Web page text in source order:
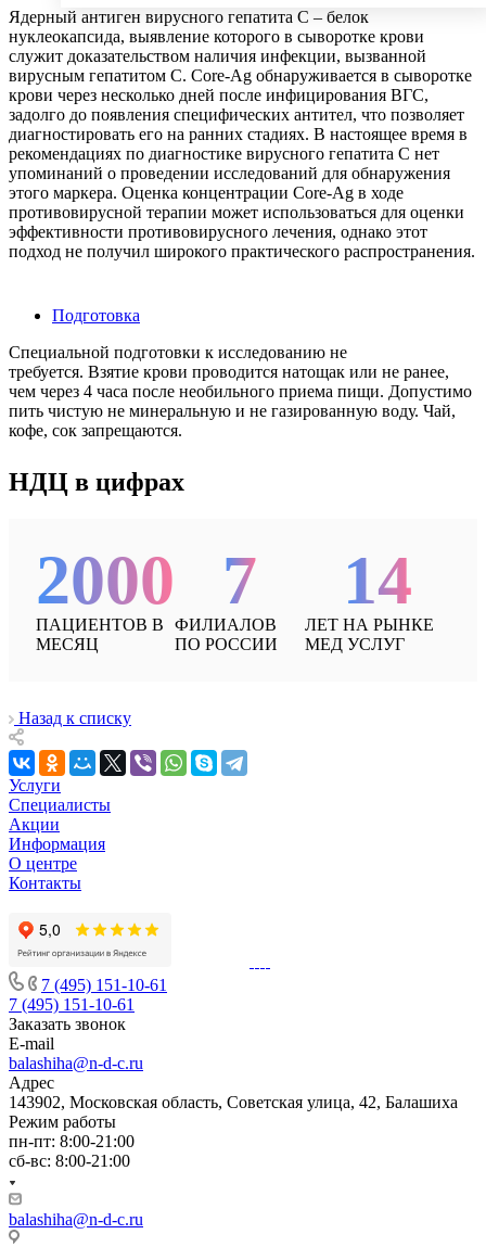
Ядерный антиген вирусного гепатита С – белок
нуклеокапсида, выявление которого в сыворотке крови
служит доказательством наличия инфекции, вызванной
вирусным гепатитом С. Core-Ag обнаруживается в сыворотке
крови через несколько дней после инфицирования ВГС,
задолго до появления специфических антител, что позволяет
диагностировать его на ранних стадиях. В настоящее время в
рекомендациях по диагностике вирусного гепатита С нет
упоминаний о проведении исследований для обнаружения
этого маркера. Оценка концентрации Core-Ag в ходе
противовирусной терапии может использоваться для оценки
эффективности противовирусного лечения, однако этот
подход не получил широкого практического распространения.
Подготовка
Специальной подготовки к исследованию не
требуется. Взятие крови проводится натощак или не ранее,
чем через 4 часа после необильного приема пищи. Допустимо
пить чистую не минеральную и не газированную воду. Чай,
кофе, сок запрещаются.
НДЦ в цифрах
2000
ПАЦИЕНТОВ В
МЕСЯЦ
7
ФИЛИАЛОВ
ПО РОССИИ
14
ЛЕТ НА РЫНКЕ
МЕД УСЛУГ
Назад к списку
Услуги
Специалисты
Акции
Информация
О центре
Контакты
7 (495) 151-10-61
7 (495) 151-10-61
Заказать звонок
E-mail
balashiha@n-d-c.ru
Адрес
143902, Московская область, Советская улица, 42, Балашиха
Режим работы
пн-пт: 8:00-21:00
сб-вс: 8:00-21:00
balashiha@n-d-c.ru